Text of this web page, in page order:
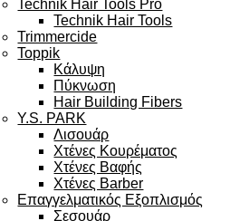
Technik Hair Tools Pro
Technik Hair Tools
Trimmercide
Toppik
Κάλυψη
Πύκνωση
Hair Building Fibers
Y.S. PARK
Λισουάρ
Χτένες Κουρέματος
Χτένες Βαφής
Χτένες Barber
Επαγγελματικός Εξοπλισμός
Σεσουάρ